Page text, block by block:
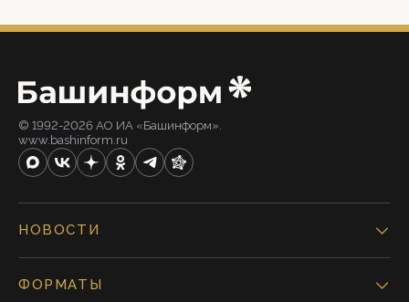
© 1992-2026 АО ИА «Башинформ».
www.bashinform.ru
НОВОСТИ
ФОРМАТЫ